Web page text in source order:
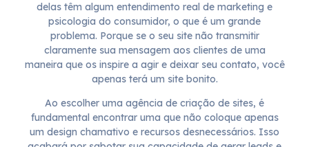
delas têm algum entendimento real de marketing e
psicologia do consumidor, o que é um grande
problema. Porque se o seu site não transmitir
claramente sua mensagem aos clientes de uma
maneira que os inspire a agir e deixar seu contato, você
apenas terá um site bonito.
Ao escolher uma agência de criação de sites, é
fundamental encontrar uma que não coloque apenas
um design chamativo e recursos desnecessários. Isso